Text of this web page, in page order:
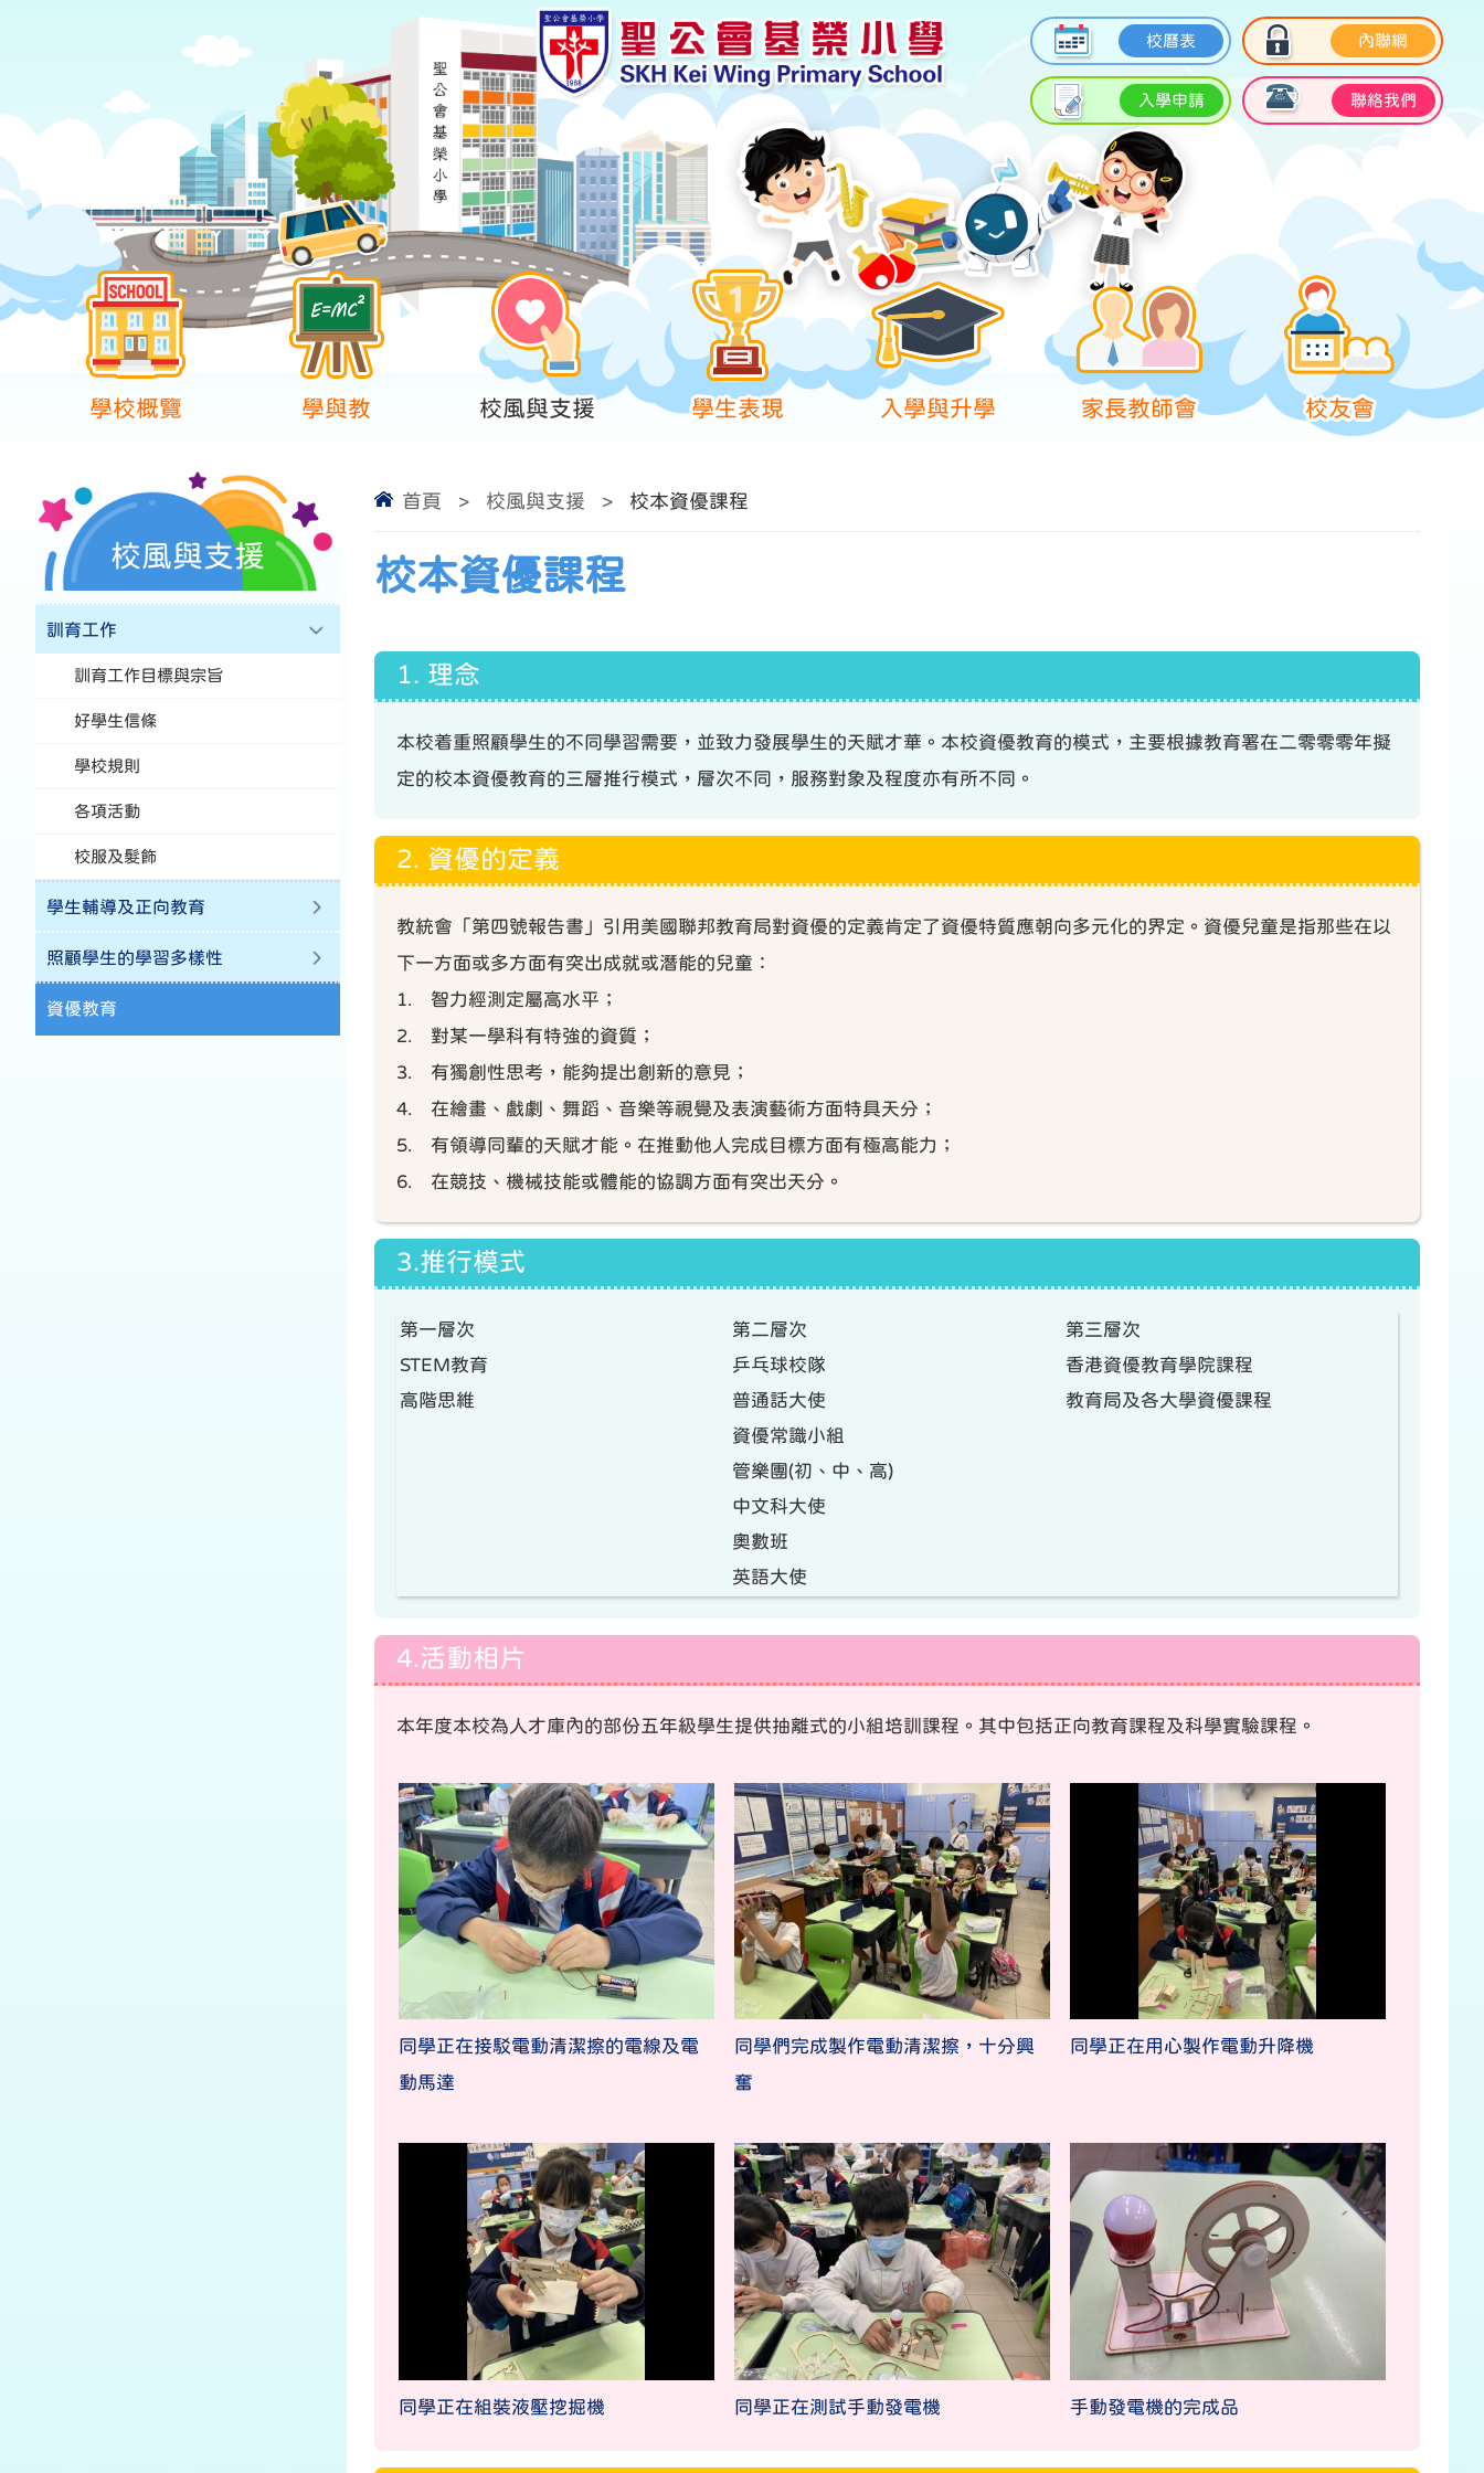
校曆表 內聯網
入學申請 聯絡我們
學校概覽 學與教 校風與支援 學生表現 入學與升學 家長教師會 校友會
首頁 > 校風與支援 > 校本資優課程
校本資優課程
1. 理念
本校着重照顧學生的不同學習需要，並致力發展學生的天賦才華。本校資優教育的模式，主要根據教育署在二零零零年擬
定的校本資優教育的三層推行模式，層次不同，服務對象及程度亦有所不同。
2. 資優的定義
教統會「第四號報告書」引用美國聯邦教育局對資優的定義肯定了資優特質應朝向多元化的界定。資優兒童是指那些在以
下一方面或多方面有突出成就或潛能的兒童：
1. 智力經測定屬高水平；
2. 對某一學科有特強的資質；
3. 有獨創性思考，能夠提出創新的意見；
4. 在繪畫、戲劇、舞蹈、音樂等視覺及表演藝術方面特具天分；
5. 有領導同輩的天賦才能。在推動他人完成目標方面有極高能力；
6. 在競技、機械技能或體能的協調方面有突出天分。
3.推行模式
第一層次 第二層次
第三層次
STEM教育
乒乓球校隊
香港資優教育學院課程
高階思維
普通話大使
教育局及各大學資優課程
資優常識小組
管樂團(初、中、高)
中文科大使
奧數班
英語大使
4.活動相片
本年度本校為人才庫內的部份五年級學生提供抽離式的小組培訓課程。其中包括正向教育課程及科學實驗課程。
同學正在接駁電動清潔擦的電線及電
動馬達
同學們完成製作電動清潔擦，十分興
奮
同學正在用心製作電動升降機
同學正在組裝液壓挖掘機 同學正在測試手動發電機 手動發電機的完成品
校風與支援
訓育工作
訓育工作目標與宗旨
好學生信條
學校規則
各項活動
校服及髮飾
學生輔導及正向教育
照顧學生的學習多樣性
資優教育